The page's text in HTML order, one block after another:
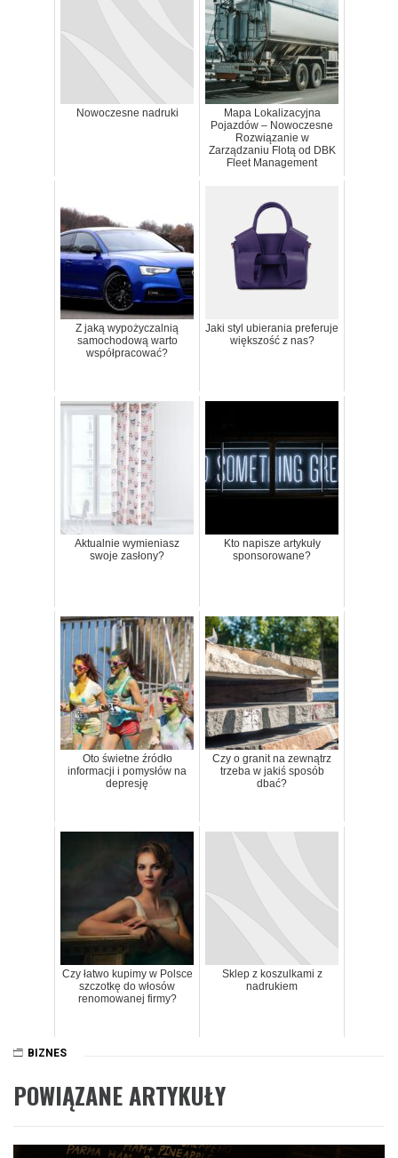
Nowoczesne nadruki
Mapa Lokalizacyjna
Pojazdów – Nowoczesne
Rozwiązanie w
Zarządzaniu Flotą od DBK
Fleet Management
Z jaką wypożyczalnią
samochodową warto
współpracować?
Jaki styl ubierania preferuje
większość z nas?
Aktualnie wymieniasz
swoje zasłony?
Kto napisze artykuły
sponsorowane?
Oto świetne źródło
informacji i pomysłów na
depresję
Czy o granit na zewnątrz
trzeba w jakiś sposób
dbać?
Czy łatwo kupimy w Polsce
szczotkę do włosów
renomowanej firmy?
Sklep z koszulkami z
nadrukiem
BIZNES
POWIĄZANE ARTYKUŁY